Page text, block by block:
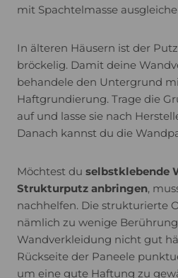
mit Spachtelmasse
In älteren Häusern ist der
bröckelig. Damit deine
behandele den Untergrund
Haftgrundierung. Trage die
auf und lasse sie nach
Danach kannst du die
Möchtest du selbstklebende
Strukturputz anbringen,
nachhelfen. Die strukturierte
nämlich zu wenige
Wandverkleidung nicht gut
Rückseite der Paneele
um eine gute Haftung zu